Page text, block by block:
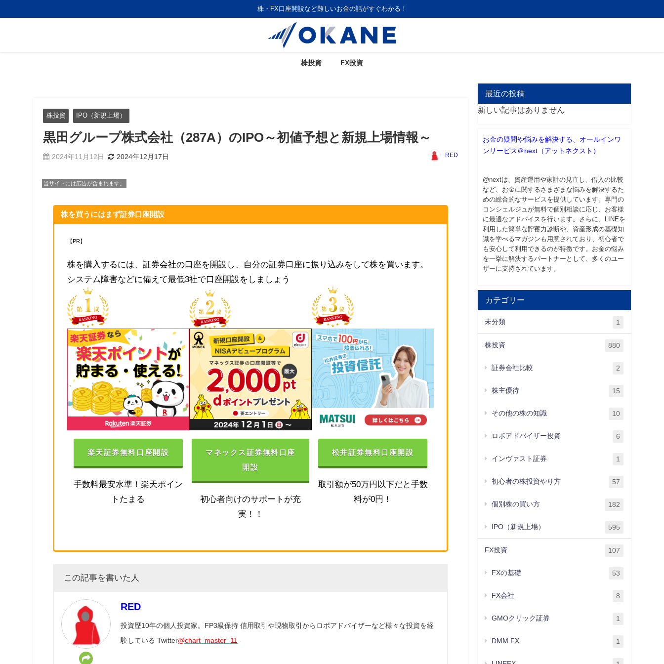
株・FX口座開設など難しいお金の話がすぐわかる！
株投資 FX投資
株投資 IPO（新規上場）
黒田グループ株式会社（287A）のIPO～初値予想と新規上場情報～
2024年11月12日 2024年12月17日 RED
当サイトには広告が含まれます。
株を買うにはまず証券口座開設
【PR】
株を購入するには、証券会社の口座を開設し、自分の証券口座に振り込みをして株を買います。
システム障害などに備えて最低3社で口座開設をしましょう
楽天証券無料口座開設
手数料最安水準！楽天ポイン
トたまる
マネックス証券無料口座
開設
初心者向けのサポートが充
実！！
松井証券無料口座開設
取引額が50万円以下だと手数
料が0円！
この記事を書いた人
RED
投資歴10年の個人投資家。FP3級保持 信用取引や現物取引からロボアドバイザーなど様々な投資を経
験している Twitter@chart_master_11
最近の投稿
新しい記事はありません
お金の疑問や悩みを解決する、オールインワ
ンサービス＠next（アットネクスト）
@nextは、資産運用や家計の見直し、借入の比較
など、お金に関するさまざまな悩みを解決するた
めの総合的なサービスを提供しています。専門の
コンシェルジュが無料で個別相談に応じ、お客様
に最適なアドバイスを行います。さらに、LINEを
利用した簡単な貯蓄力診断や、資産形成の基礎知
識を学べるマガジンも用意されており、初心者で
も安心して利用できるのが特徴です。お金の悩み
を一挙に解決するパートナーとして、多くのユー
ザーに支持されています。
カテゴリー
未分類 1
株投資 880
証券会社比較 2
株主優待 15
その他の株の知識 10
ロボアドバイザー投資 6
インヴァスト証券 1
初心者の株投資やり方 57
個別株の買い方 182
IPO（新規上場） 595
FX投資 107
FXの基礎 53
FX会社 8
GMOクリック証券 1
DMM FX 1